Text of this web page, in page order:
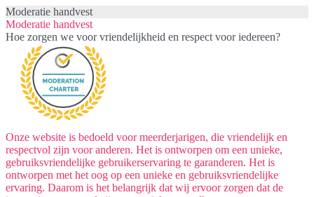
Moderatie handvest
Moderatie handvest
Hoe zorgen we voor vriendelijkheid en respect voor iedereen?
Onze website is bedoeld voor meerderjarigen, die vriendelijk en
respectvol zijn voor anderen. Het is ontworpen om een ​​unieke,
gebruiksvriendelijke gebruikerservaring te garanderen. Het is
ontworpen met het oog op een unieke en gebruiksvriendelijke
ervaring. Daarom is het belangrijk dat wij ervoor zorgen dat de